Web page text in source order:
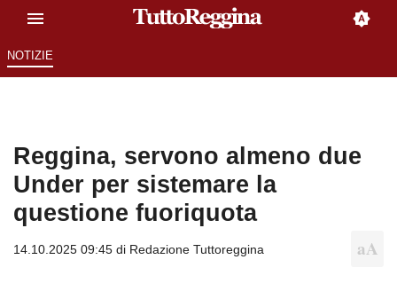
NOTIZIE
Reggina, servono almeno due
Under per sistemare la
questione fuoriquota
14.10.2025 09:45 di Redazione Tuttoreggina